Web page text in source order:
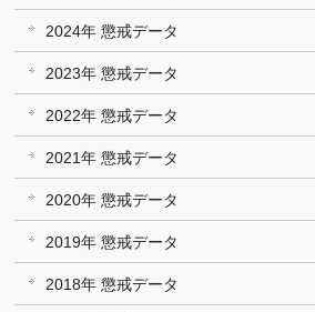
2024年 懲戒データ
2023年 懲戒データ
2022年 懲戒データ
2021年 懲戒データ
2020年 懲戒データ
2019年 懲戒データ
2018年 懲戒データ